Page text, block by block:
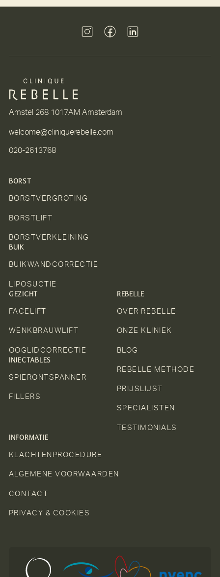
Amstel 268 1017AM Amsterdam
welcome@cliniquerebelle.com
020-2613768
BORST
BORSTVERGROTING
BORSTLIFT
BORSTVERKLEINING
BUIK
BUIKWANDCORRECTIE
LIPOSUCTIE
GEZICHT
FACELIFT
WENKBRAUWLIFT
OOGLIDCORRECTIE
INJECTABLES
SPIERONTSPANNER
FILLERS
REBELLE
OVER REBELLE
ONZE KLINIEK
BLOG
REBELLE METHODE
PRIJSLIJST
SPECIALISTEN
TESTIMONIALS
INFORMATIE
KLACHTENPROCEDURE
ALGEMENE VOORWAARDEN
CONTACT
PRIVACY & COOKIES